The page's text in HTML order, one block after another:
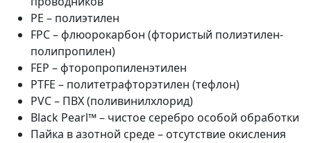
PE – полиэтилен
FPC – флюорокарбон (фтористый полиэтилен-
полипропилен)
FEP – фторопропиленэтилен
PTFE – политетрафторэтилен (тефлон)
PVC – ПВХ (поливинилхлорид)
Black Pearl™ – чистое серебро особой обработки
Пайка в азотной среде – отсутствие окисления